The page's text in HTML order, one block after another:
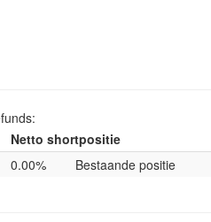
Netto shortpositie
0.00% Bestaande positie